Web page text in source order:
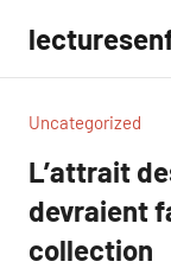
contenu
Uncategorized
L’attrait
devraient
collection